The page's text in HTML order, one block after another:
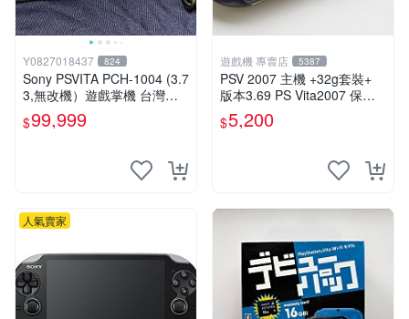
Y0827018437 824
Sony PSVITA PCH-1004 (3.7
3,無改機）遊戲掌機 台灣公
司貨
$99,999
遊戲機 專賣店 5387
PSV 2007 主機 +32g套裝+
版本3.69 PS Vita2007 保修
一年 8成新
$5,200
人氣賣家